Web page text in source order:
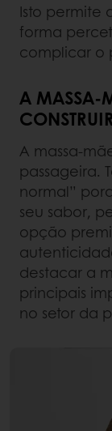
Isto permite
forma
complicar o
A MASSA-
A massa-
passageira.
normal”
seu sabor,
opção
destacar a
principais
no setor da